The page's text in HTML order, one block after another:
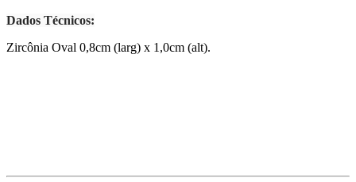
Dados Técnicos:
Zircônia Oval 0,8cm (larg) x 1,0cm (alt).